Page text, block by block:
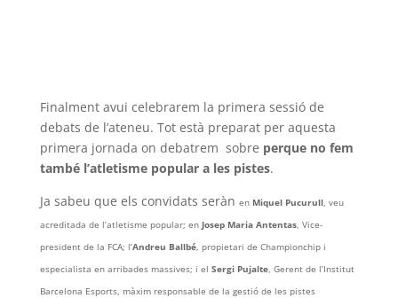
Finalment avui celebrarem la primera sessió de
debats de l’ateneu. Tot està preparat per aquesta
primera jornada on debatrem sobre perque no fem
també l’atletisme popular a les pistes.
Ja sabeu que els convidats seràn en Miquel Pucurull, veu
acreditada de l’atletisme popular; en Josep Maria Antentas, Vice-
president de la FCA; l’Andreu Ballbé, propietari de Championchip i
especialista en arribades massives; i el Sergi Pujalte, Gerent de l’Institut
Barcelona Esports, màxim responsable de la gestió de les pistes